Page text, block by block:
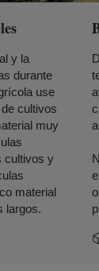
y la
durante
use
cultivos
muy
cultivos y
material
largos.